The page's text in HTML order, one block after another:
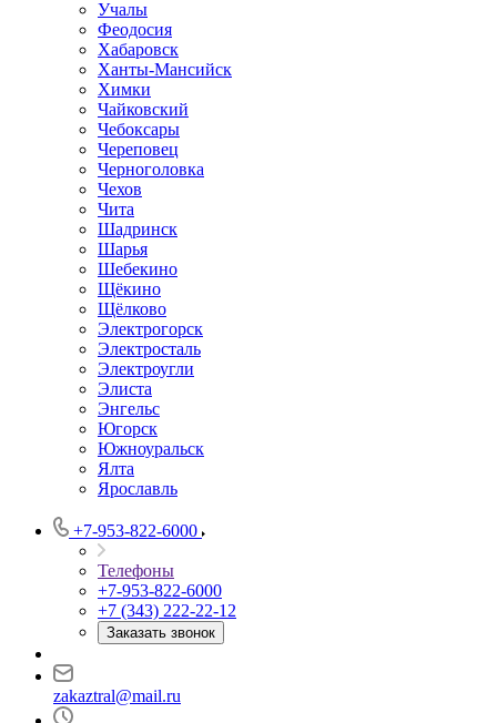
Учалы
Феодосия
Хабаровск
Ханты-Мансийск
Химки
Чайковский
Чебоксары
Череповец
Черноголовка
Чехов
Чита
Шадринск
Шарья
Шебекино
Щёкино
Щёлково
Электрогорск
Электросталь
Электроугли
Элиста
Энгельс
Югорск
Южноуральск
Ялта
Ярославль
+7-953-822-6000
Телефоны
+7-953-822-6000
+7 (343) 222-22-12
Заказать звонок
zakaztral@mail.ru